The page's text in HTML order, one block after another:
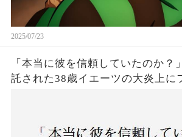
2025/07/23
「本当に彼を信頼していたのか？
託された38歳イエーツの大炎上に